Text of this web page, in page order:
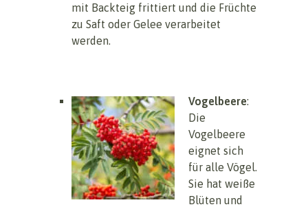
mit Backteig frittiert und die Früchte
zu Saft oder Gelee verarbeitet
werden.
Vogelbeere:
Die
Vogelbeere
eignet sich
für alle Vögel.
Sie hat weiße
Blüten und